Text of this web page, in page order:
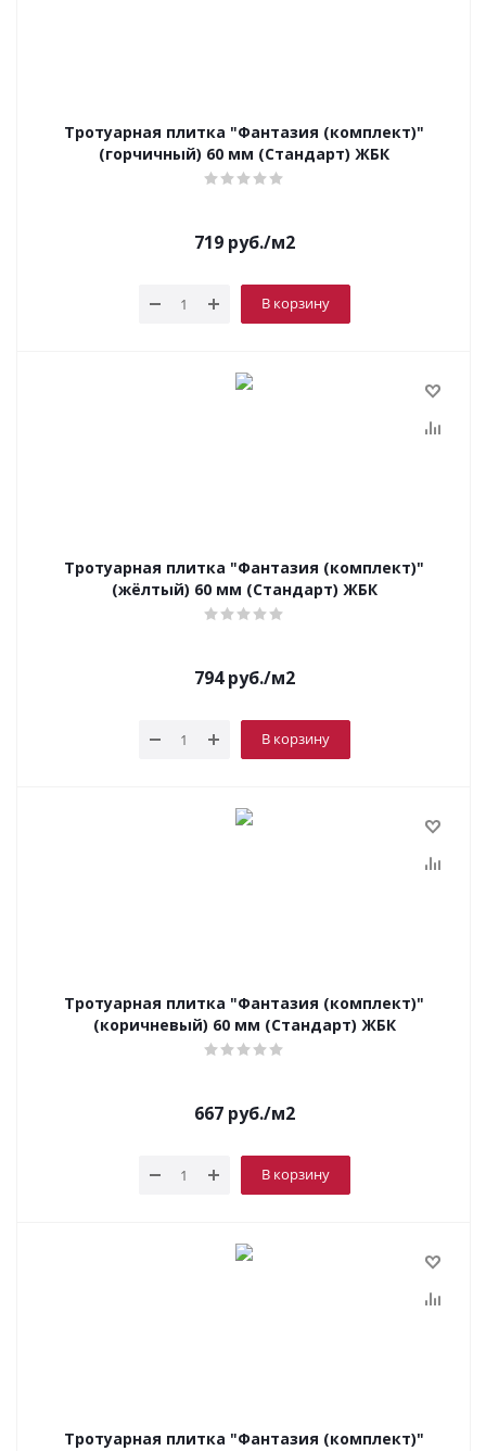
Тротуарная плитка "Фантазия (комплект)"
(горчичный) 60 мм (Стандарт) ЖБК
719 руб./м2
В корзину
Тротуарная плитка "Фантазия (комплект)"
(жёлтый) 60 мм (Стандарт) ЖБК
794 руб./м2
В корзину
Тротуарная плитка "Фантазия (комплект)"
(коричневый) 60 мм (Стандарт) ЖБК
667 руб./м2
В корзину
Тротуарная плитка "Фантазия (комплект)"